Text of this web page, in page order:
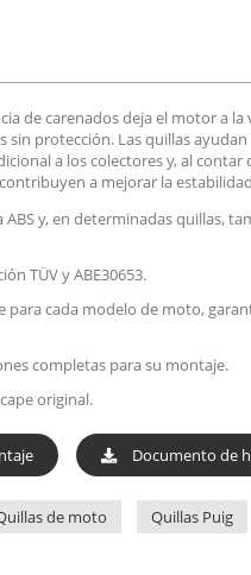
de carenados deja el motor a
sin protección. Las quillas
a los colectores y, al
a mejorar la
ABS y, en determinadas quillas,
TÜV y ABE30653.
para cada modelo de moto,
completas para su montaje.
original.
Documento de
de moto Quillas Puig